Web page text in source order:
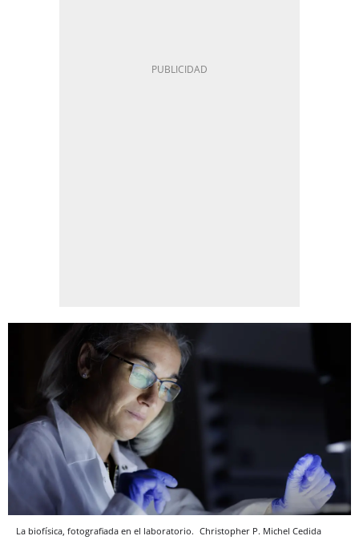
La biofísica, fotografiada en el laboratorio. Christopher P. Michel Cedida